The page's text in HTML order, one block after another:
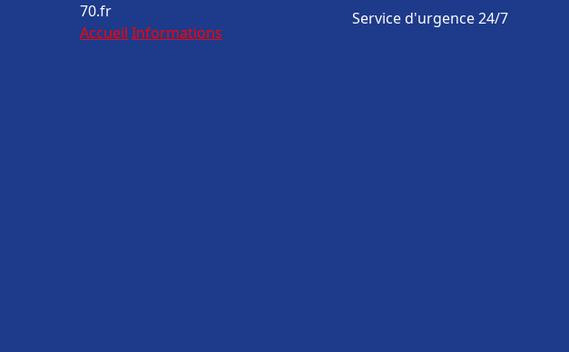
70.fr
Accueil Informations
Service d'urgence 24/7